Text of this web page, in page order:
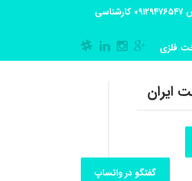
آدرس کارگاه تولیدی: تهران-شهریار کوی گلستان پلاک 55 آدرس فروشگاه:تهران شهر قدس شهرک فرزان بلوار معلم پلاک 56 شماره تماس کارگاه ۰۲۱_۴۶۸۳۵۱۸۸ تماس با مدیر فروش ۰۹۱۲۹۴۷۶۵۴۷ کارشناسی
فلزی
ایران
گفتگو در واتساپ